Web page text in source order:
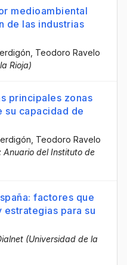
medioambiental
de las industrias
, Teodoro Ravelo
Rioja)
principales zonas
su capacidad de
, Teodoro Ravelo
Anuario del Instituto de
factores que
estrategias para su
(Universidad de la